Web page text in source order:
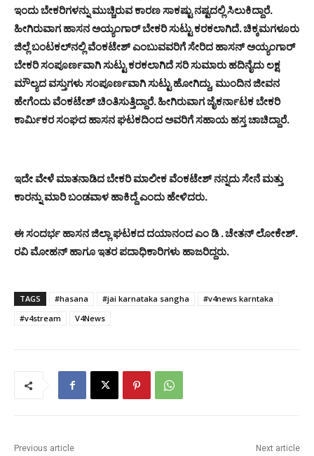
ಇಂದು ಬೇಕರಿಗಳನ್ನು ಮುಚ್ಚಿರುವ ಕಾರಣ ಸಾಕಷ್ಟು ನಷ್ಟದಲ್ಲಿ ಸಿಲುಕಿದ್ದಾರೆ.
ಹೀಗಿರುವಾಗ ಹಾಸನ ಅಯ್ಯಂಗಾರ್ ಬೇಕರಿ ಸುಟ್ಟು ಕರಕಲಾಗಿದೆ. ಚಿಕ್ಕಮಗಳೂರು
ಜಿಲ್ಲೆ ಬಂಟಕಲ್‍ನಲ್ಲಿ ವೆಂಕಟೇಶ್ ಎಂಬುವವರಿಗೆ ಸೇರಿದ ಹಾಸನ್ ಅಯ್ಯಂಗಾರ್
ಬೇಕರಿ ಸಂಪೂರ್ಣವಾಗಿ ಸುಟ್ಟು ಕರಕಲಾಗಿದೆ ಸರಿ ಸುಮಾರು ಹದಿನೈದು ಲಕ್ಷ
ಮೌಲ್ಯದ ವಸ್ತುಗಳು ಸಂಪೂರ್ಣವಾಗಿ ಸುಟ್ಟು ಹೋಗಿದ್ದು, ಮುಂದಿನ ಜೀವನ
ಹೇಗೆಂದು ವೆಂಕಟೇಶ್ ಚಿಂತಿಸುತ್ತಿದ್ದಾರೆ. ಹೀಗಿರುವಾಗ ಜೈಕರ್ನಾಟಕ ಬೇಕರಿ
ಕಾರ್ಮಿಕರ ಸಂಘದ ಹಾಸನ ಘಟಕದಿಂದ ಅವರಿಗೆ ಸಹಾಯ ಹಸ್ತ ಚಾಚಿದ್ದಾರೆ.
ಇದೇ ವೇಳೆ ಮಾತನಾಡಿದ ಬೇಕರಿ ಮಾಲೀಕ ವೆಂಕಟೇಶ್ ನನ್ನದು ಸೇನೆ ಮತ್ತು
ಕಾರನ್ನು ಮಾರಿ ಬಂಡವಾಳ ಹಾಕಿದ್ದೆ ಎಂದು ಹೇಳಿದರು.
ಈ ಸಂದರ್ಭ ಹಾಸನ ಜಿಲ್ಲಾ ಘಟಕದ ದಯಾನಂದ ಎಂ ಡಿ . ಚೇತನ್ ಲೋಕೇಶ್.
ರವಿ ಮೋಹನ್ ಹಾಗೂ ಇತರ ಪದಾಧಿಕಾರಿಗಳು ಹಾಜರಿದ್ದರು.
TAGS #hasana #jai karnataka sangha
#v4news karntaka
#v4stream
V4News
Previous article Next article